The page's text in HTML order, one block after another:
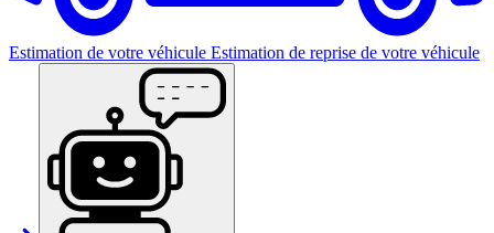
Estimation de votre véhicule Estimation de reprise de votre véhicule